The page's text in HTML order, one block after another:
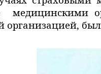
медицинскими
организацией,